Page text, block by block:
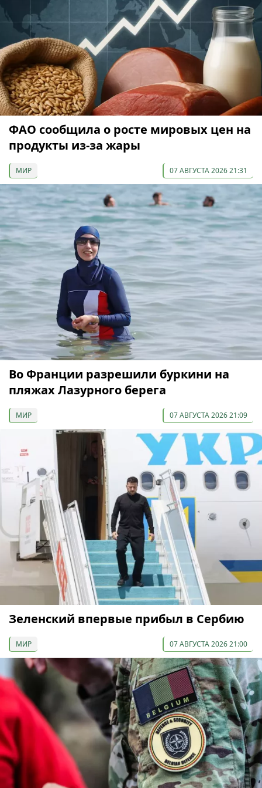
ФАО сообщила о росте мировых цен на
продукты из-за жары
МИР 07 АВГУСТА 2026 21:31
Во Франции разрешили буркини на
пляжах Лазурного берега
МИР 07 АВГУСТА 2026 21:09
Зеленский впервые прибыл в Сербию
МИР 07 АВГУСТА 2026 21:00